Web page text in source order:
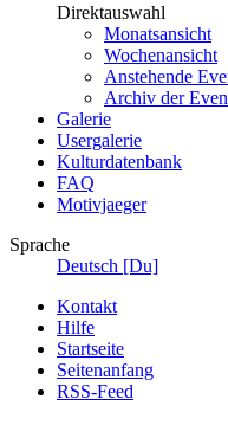
Direktauswahl
Monatsansicht
Wochenansicht
Anstehende
Archiv der
Galerie
Usergalerie
Kulturdatenbank
FAQ
Motivjaeger
Sprache
Deutsch [Du]
Kontakt
Hilfe
Startseite
Seitenanfang
RSS-Feed